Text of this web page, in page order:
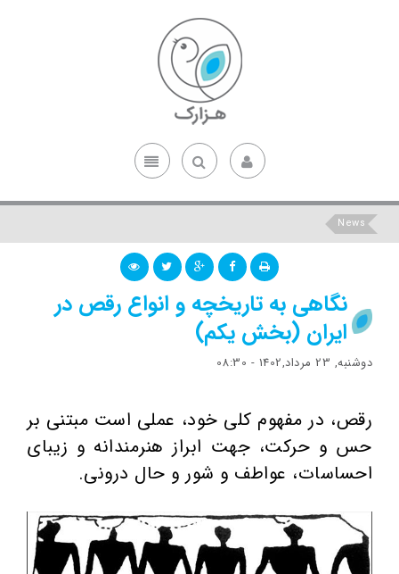
News
نگاهی به تاريخچه‌ و انواع رقص در
ايران (بخش یکم)
دوشنبه, 23 مرداد,1402 - 08:30
رقص، در مفهوم کلی خود، عملی است مبتنی بر
حس و حرکت، جهت ابراز هنرمندانه و زیبای
احساسات، عواطف و شور و حال درونی.